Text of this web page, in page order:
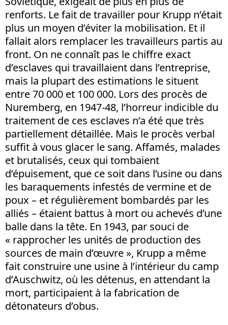
renforts. Le fait de travailler pour Krupp n’était
plus un moyen d’éviter la mobilisation. Et il
fallait alors remplacer les travailleurs partis au
front. On ne connaît pas le chiffre exact
d’esclaves qui travaillaient dans l’entreprise,
mais la plupart des estimations le situent
entre 70 000 et 100 000. Lors des procès de
Nuremberg, en 1947-48, l’horreur indicible du
traitement de ces esclaves n’a été que très
partiellement détaillée. Mais le procès verbal
suffit à vous glacer le sang. Affamés, malades
et brutalisés, ceux qui tombaient
d’épuisement, que ce soit dans l’usine ou dans
les baraquements infestés de vermine et de
poux – et régulièrement bombardés par les
alliés – étaient battus à mort ou achevés d’une
balle dans la tête. En 1943, par souci de
« rapprocher les unités de production des
sources de main d’œuvre », Krupp a même
fait construire une usine à l’intérieur du camp
d’Auschwitz, où les détenus, en attendant la
mort, participaient à la fabrication de
détonateurs d’obus.